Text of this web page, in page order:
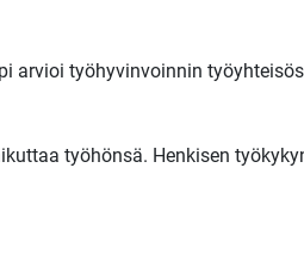
arvioi työhyvinvoinnin
työhönsä. Henkisen